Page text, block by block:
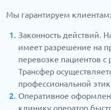
Мы гарантируем клиентам:
Законность действий.
имеет разрешение на
перевозке пациентов с
Трансфер
профессиональной
Оперативное
клинику оператор